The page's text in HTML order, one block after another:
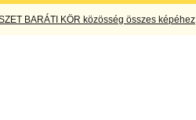
BARÁTI KÖR közösség összes képéhez